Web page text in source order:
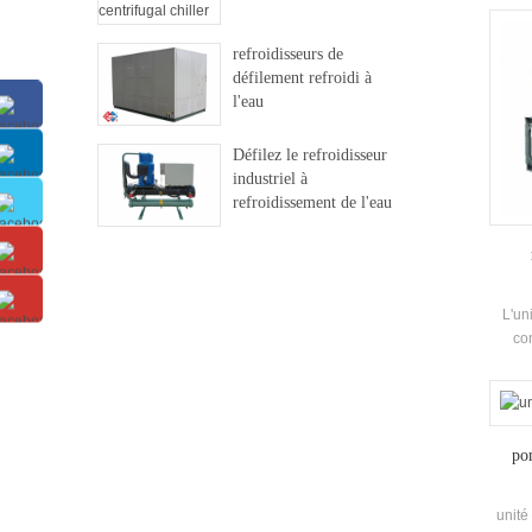
à
unité
refroidisseurs de
défilement refroidi à
l'eau
Défilez le refroidisseur
industriel à
refroidissement de l'eau